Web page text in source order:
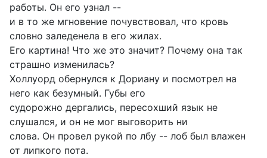
работы. Он его узнал --
и в то же мгновение почувствовал, что кровь
словно заледенела в его жилах.
Его картина! Что же это значит? Почему она так
страшно изменилась?
Холлуорд обернулся к Дориану и посмотрел на
него как безумный. Губы его
судорожно дергались, пересохший язык не
слушался, и он не мог выговорить ни
слова. Он провел рукой по лбу -- лоб был влажен
от липкого пота.